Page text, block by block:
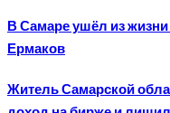
В Самаре ушёл из
Ермаков
Житель Самарской